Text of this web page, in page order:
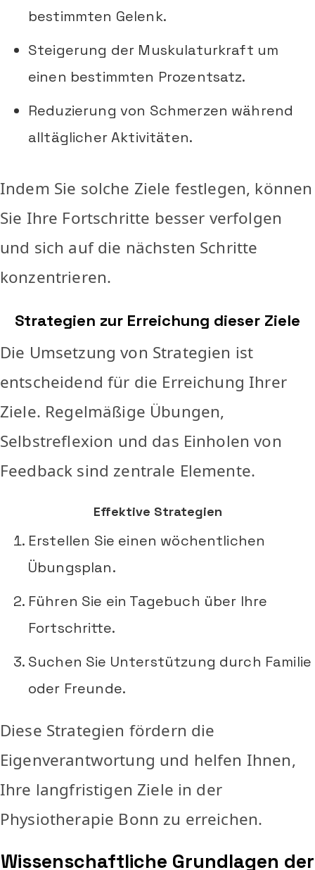
bestimmten Gelenk.
Steigerung der Muskulaturkraft um
einen bestimmten Prozentsatz.
Reduzierung von Schmerzen während
alltäglicher Aktivitäten.
Indem Sie solche Ziele festlegen, können
Sie Ihre Fortschritte besser verfolgen
und sich auf die nächsten Schritte
konzentrieren.
Strategien zur Erreichung dieser Ziele
Die Umsetzung von Strategien ist
entscheidend für die Erreichung Ihrer
Ziele. Regelmäßige Übungen,
Selbstreflexion und das Einholen von
Feedback sind zentrale Elemente.
Effektive Strategien
Erstellen Sie einen wöchentlichen
Übungsplan.
Führen Sie ein Tagebuch über Ihre
Fortschritte.
Suchen Sie Unterstützung durch Familie
oder Freunde.
Diese Strategien fördern die
Eigenverantwortung und helfen Ihnen,
Ihre langfristigen Ziele in der
Physiotherapie Bonn zu erreichen.
Wissenschaftliche Grundlagen der